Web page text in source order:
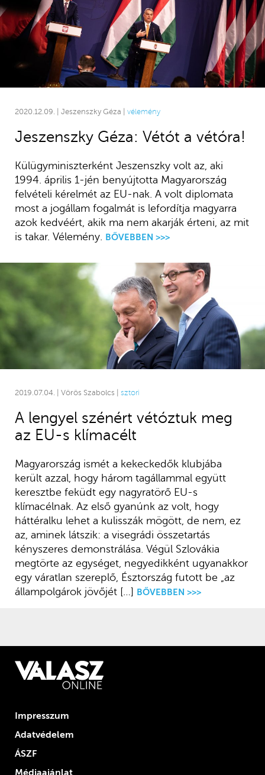
2020.12.09. | Jeszenszky Géza | vélemény
Jeszenszky Géza: Vétót a vétóra!
Külügyminiszterként Jeszenszky volt az, aki
1994. április 1-jén benyújtotta Magyarország
felvételi kérelmét az EU-nak. A volt diplomata
most a jogállam fogalmát is lefordítja magyarra
azok kedvéért, akik ma nem akarják érteni, az mit
is takar. Vélemény.
BŐVEBBEN >>>
2019.07.04. | Vörös Szabolcs | sztori
A lengyel szénért vétóztuk meg
az EU-s klímacélt
Magyarország ismét a kekeckedők klubjába
került azzal, hogy három tagállammal együtt
keresztbe feküdt egy nagyratörő EU-s
klímacélnak. Az első gyanúnk az volt, hogy
háttéralku lehet a kulisszák mögött, de nem, ez
az, aminek látszik: a visegrádi összetartás
kényszeres demonstrálása. Végül Szlovákia
megtörte az egységet, negyedikként ugyanakkor
egy váratlan szereplő, Észtország futott be „az
állampolgárok jövőjét […]
BŐVEBBEN >>>
Impresszum
Adatvédelem
ÁSZF
Médiaajánlat